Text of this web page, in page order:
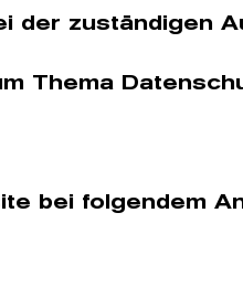
der zuständigen
Thema
bei folgendem